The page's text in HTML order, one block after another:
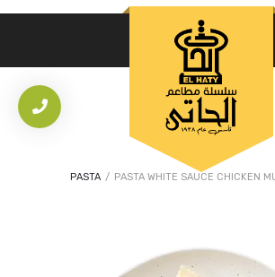
PASTA / PASTA WHITE SAUCE CHICKEN